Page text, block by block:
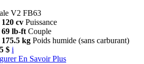
V2 FB63
120 cv Puissance
69 lb-ft Couple
175.5 kg Poids humide (sans carburant)
$ i
En Savoir Plus